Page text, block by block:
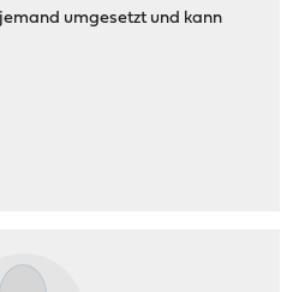
umgesetzt und kann